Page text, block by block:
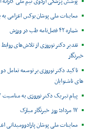
معاینات ملی پوشان بوکس اعزامی به
شماره ۴۲ فصل‌نامه طب در ورزش
تقدیر دکتر نوروزی از تلاش‌های
خبرنگار
تاکید دکتر نوروزی بر توسعه
های ناشنوایان
پیام تبریک دکتر نوروزی به مناسبت ۱۷ مرداد روز خبرنگار
۱۷ مرداد؛ روز خبرنگار مبارک
معاینات ملی پوشان پارادوومیدانی